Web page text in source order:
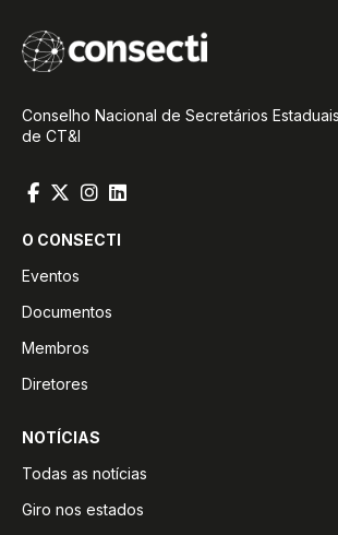
Conselho Nacional de Secretários
de CT&I
O CONSECTI
Eventos
Documentos
Membros
Diretores
NOTÍCIAS
Todas as notícias
Giro nos estados